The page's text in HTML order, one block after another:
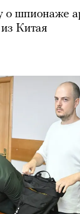
о шпионаже
Китая